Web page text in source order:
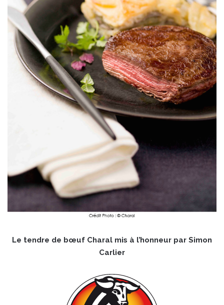
Le tendre de bœuf Charal mis à l’honneur par Simon
Carlier